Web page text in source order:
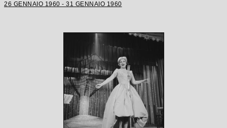
26 GENNAIO 1960 - 31 GENNAIO 1960